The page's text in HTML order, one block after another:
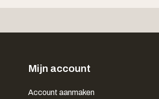
Mijn account
Account aanmaken